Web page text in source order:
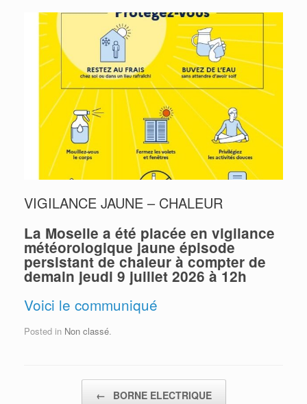
VIGILANCE JAUNE – CHALEUR
La Moselle a été placée en vigilance
météorologique jaune épisode
persistant de chaleur à compter de
demain jeudi 9 juillet 2026 à 12h
Voici le communiqué
Posted in Non classé.
← BORNE ELECTRIQUE